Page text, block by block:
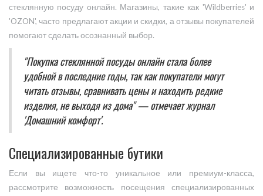
стеклянную посуду онлайн. Магазины, такие как 'Wildberries' и
'OZON', часто предлагают акции и скидки, а отзывы покупателей
помогают сделать осознанный выбор.
"Покупка стеклянной посуды онлайн стала более
удобной в последние годы, так как покупатели могут
читать отзывы, сравнивать цены и находить редкие
изделия, не выходя из дома" — отмечает журнал
'Домашний комфорт'.
Специализированные бутики
Если вы ищете что-то уникальное или премиум-класса,
рассмотрите возможность посещения специализированных